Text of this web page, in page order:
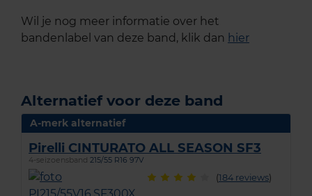
Wil je nog meer informatie over het
bandenlabel van deze band, klik dan hier
Alternatief voor deze band
A-merk alternatief
Pirelli CINTURATO ALL SEASON SF3
4-seizoensband 215/55 R16 97V
(184 reviews)